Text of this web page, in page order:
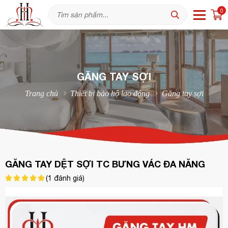
0
GĂNG TAY SỢI
Trang chủ Thiết bị bảo hộ lao động Găng tay sợi
GĂNG TAY DỆT SỢI TC BƯNG VÁC ĐA NĂNG
(1 đánh giá)